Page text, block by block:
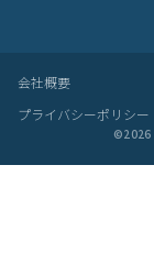
会社概要
プライバシーポリシー
©2026